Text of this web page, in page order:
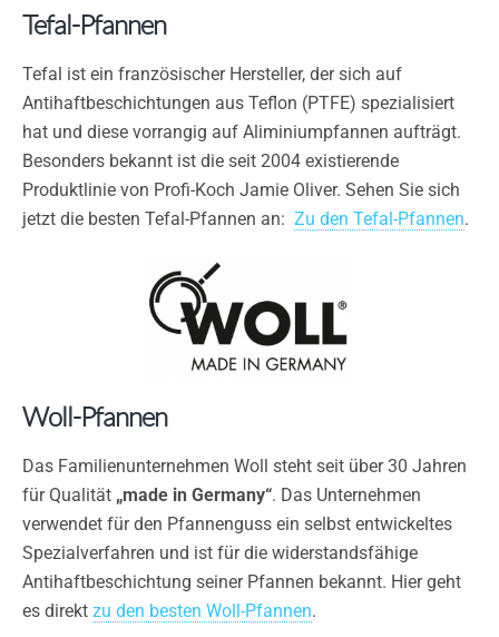
Tefal-Pfannen
Tefal ist ein französischer Hersteller, der sich auf
Antihaftbeschichtungen aus Teflon (PTFE) spezialisiert
hat und diese vorrangig auf Aliminiumpfannen aufträgt.
Besonders bekannt ist die seit 2004 existierende
Produktlinie von Profi-Koch Jamie Oliver. Sehen Sie sich
jetzt die besten Tefal-Pfannen an: Zu den Tefal-Pfannen.
Woll-Pfannen
Das Familienunternehmen Woll steht seit über 30 Jahren
für Qualität „made in Germany“. Das Unternehmen
verwendet für den Pfannenguss ein selbst entwickeltes
Spezialverfahren und ist für die widerstandsfähige
Antihaftbeschichtung seiner Pfannen bekannt. Hier geht
es direkt zu den besten Woll-Pfannen.